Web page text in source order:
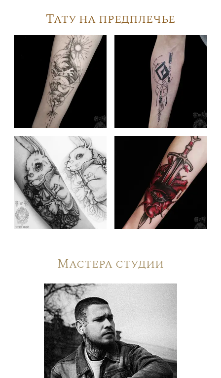
Тату на предплечье
Мастера студии